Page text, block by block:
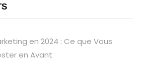
en 2024 : Ce que Vous
en Avant